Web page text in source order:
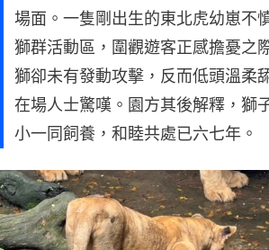
場面。一隻剛出生的東北虎幼崽不
獅群活動區，圍觀遊客正感擔憂之
獅卻未有發動攻擊，反而低頭溫柔
在場人士驚嘆。園方其後解釋，獅
小一同飼養，和睦共處已六七年。